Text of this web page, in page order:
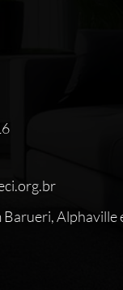
Alphaville